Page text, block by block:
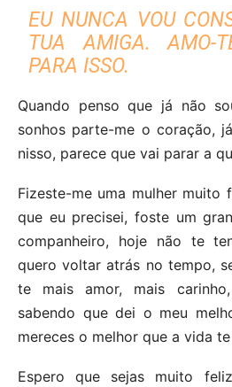
EU NUNCA VOU
TUA AMIGA. AMO-
PARA ISSO.
Quando penso que já não
sonhos parte-me o coração,
nisso, parece que vai parar a
Fizeste-me uma mulher muito
que eu precisei, foste um
companheiro, hoje não te
quero voltar atrás no tempo,
te mais amor, mais
sabendo que dei o meu
mereces o melhor que a vida
Espero que sejas muito